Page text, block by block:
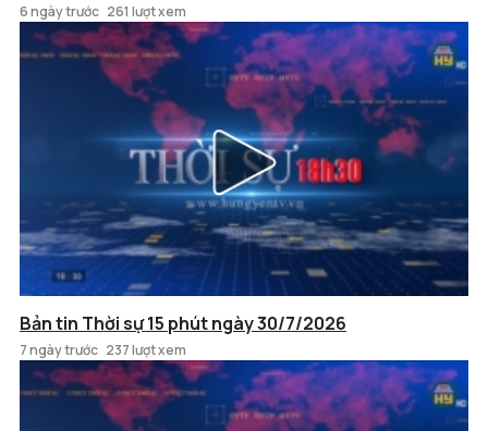
6 ngày trước 261 lượt xem
Bản tin Thời sự 15 phút ngày 30/7/2026
7 ngày trước 237 lượt xem